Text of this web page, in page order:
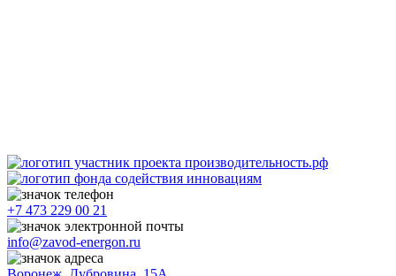
+7 473 229 00 21
info@zavod-energon.ru